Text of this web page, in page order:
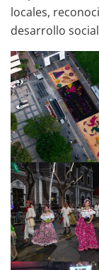
locales,
desarrollo